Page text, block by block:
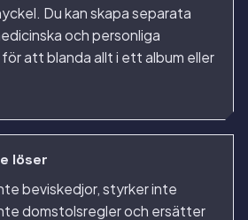
Du kan skapa separata
och personliga
att blanda allt i ett album eller
löser
beviskedjor, styrker inte
domstolsregler och ersätter